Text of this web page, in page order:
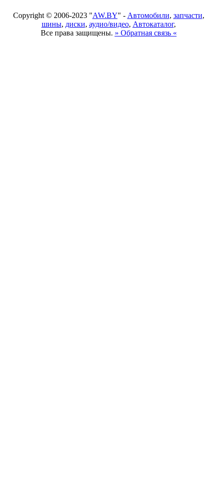
Copyright © 2006-2023 "AW.BY" - Автомобили, запчасти,
шины, диски, аудио/видео, Автокаталог,
Все права защищены. » Обратная связь «